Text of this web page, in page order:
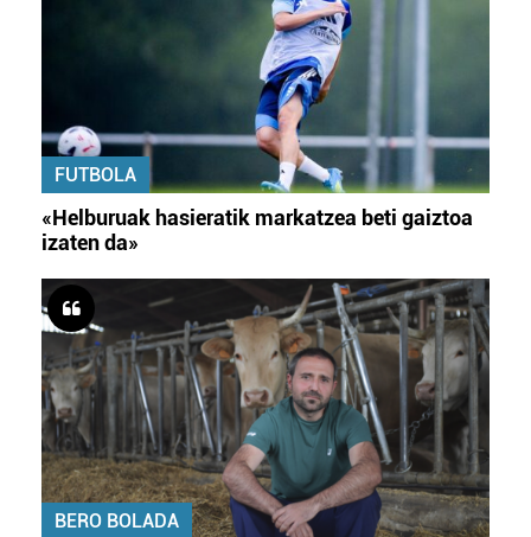
FUTBOLA
«Helburuak hasieratik markatzea beti gaiztoa
izaten da»
BERO BOLADA